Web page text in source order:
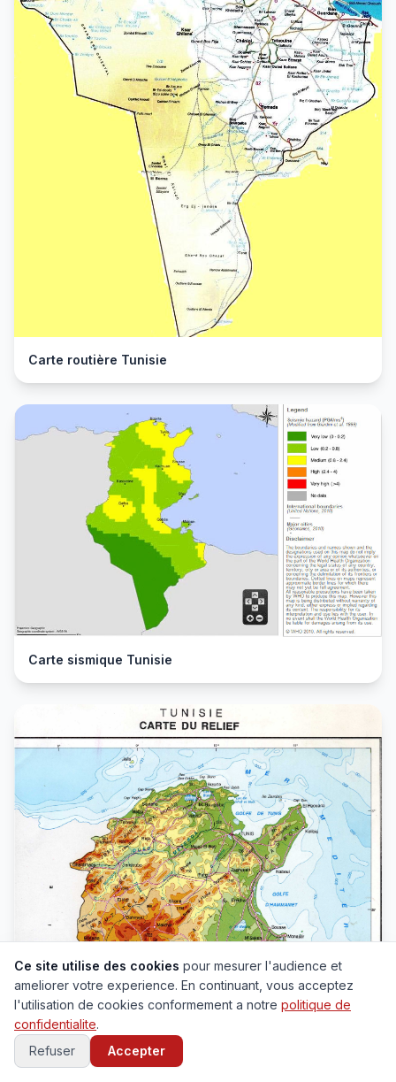
Carte routière Tunisie
Carte sismique Tunisie
Ce site utilise des cookies pour mesurer l'audience et
ameliorer votre experience. En continuant, vous acceptez
l'utilisation de cookies conformement a notre politique de
confidentialite.
Refuser
Accepter